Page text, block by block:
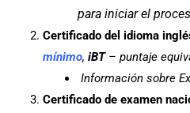
para iniciar el
Certificado del idioma
mínimo, iBT – puntaje
Información sobre
Certificado de examen